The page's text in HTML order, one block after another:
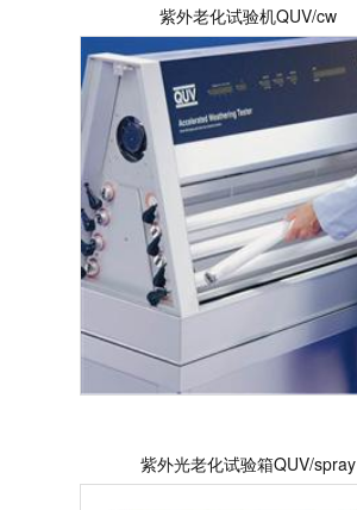
紫外老化试验机QUV/cw
紫外光老化试验箱QUV/spray